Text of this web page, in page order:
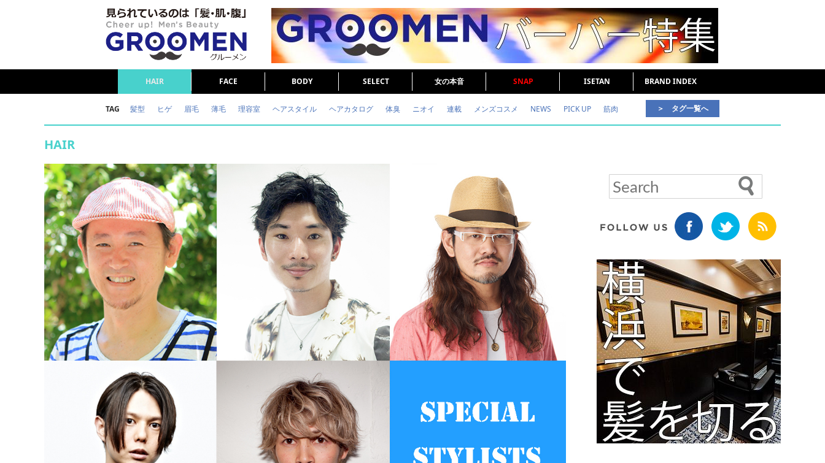
HAIR FACE BODY SELECT 女の本音 SNAP ISETAN BRAND INDEX
TAG 髪型 ヒゲ 眉毛 薄毛 理容室 ヘアスタイル ヘアカタログ 体臭 ニオイ 連載 メンズコスメ NEWS PICK UP 筋肉
ダイエット 理容室
＞ タグ一覧へ
HAIR